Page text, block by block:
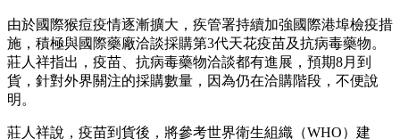
由於國際猴痘疫情逐漸擴大，疾管署持續加強國際港埠檢疫措
施，積極與國際藥廠洽談採購第3代天花疫苗及抗病毒藥物。
莊人祥指出，疫苗、抗病毒藥物洽談都有進展，預期8月到
貨，針對外界關注的採購數量，因為仍在洽購階段，不便說
明。
莊人祥說，疫苗到貨後，將參考世界衛生組織（WHO）建